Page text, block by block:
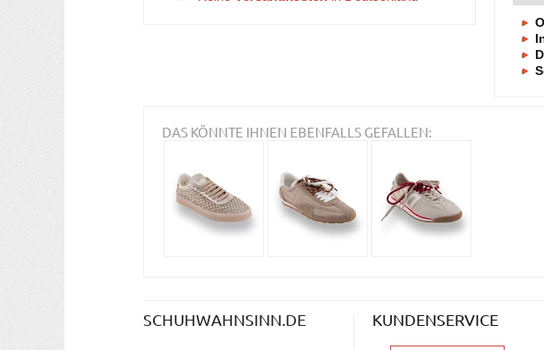
DAS KÖNNTE IHNEN EBENFALLS GEFALLEN:
SCHUHWAHNSINN.DE KUNDENSERVICE